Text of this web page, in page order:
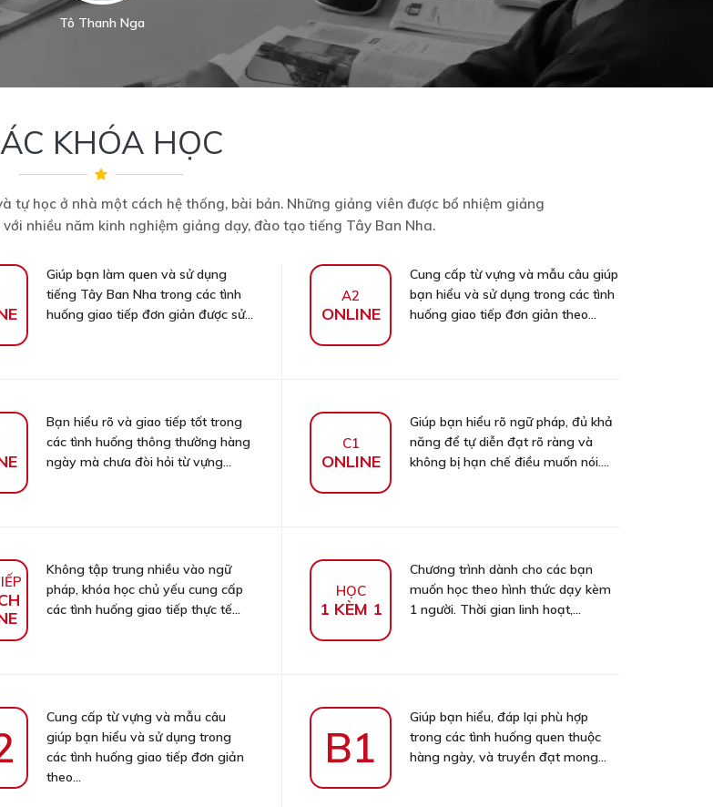
Châu Thanh Vân
KHÓA HỌC
tự học ở nhà một cách hệ thống, bài bản. Những giảng viên được bổ nhiệm giảng
nhiều năm kinh nghiệm giảng dạy, đào tạo tiếng Tây Ban Nha.
Giúp bạn làm quen và sử dụng
tiếng Tây Ban Nha trong các tình
huống giao tiếp đơn giản được sử...
A2
ONLINE
Cung cấp từ vựng và mẫu câu giúp
bạn hiểu và sử dụng trong các tình
huống giao tiếp đơn giản theo...
Bạn hiểu rõ và giao tiếp tốt trong
các tình huống thông thường hàng
ngày mà chưa đòi hỏi từ vựng...
C1
ONLINE
Giúp bạn hiểu rõ ngữ pháp, đủ khả
năng để tự diễn đạt rõ ràng và
không bị hạn chế điều muốn nói....
Không tập trung nhiều vào ngữ
pháp, khóa học chủ yếu cung cấp
các tình huống giao tiếp thực tế...
HỌC
1 KÈM 1
Chương trình dành cho các bạn
muốn học theo hình thức dạy kèm
1 người. Thời gian linh hoạt,...
Cung cấp từ vựng và mẫu câu
giúp bạn hiểu và sử dụng trong
các tình huống giao tiếp đơn giản
theo...
B1
Giúp bạn hiểu, đáp lại phù hợp
trong các tình huống quen thuộc
hàng ngày, và truyền đạt mong...